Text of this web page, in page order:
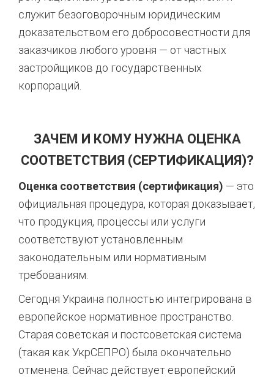
служит безоговорочным юридическим
доказательством его добросовестности для
заказчиков любого уровня — от частных
застройщиков до государственных
корпораций.
ЗАЧЕМ И КОМУ НУЖНА ОЦЕНКА
СООТВЕТСТВИЯ (СЕРТИФИКАЦИЯ)?
Оценка соответствия (сертификация) — это
официальная процедура, которая доказывает,
что продукция, процессы или услуги
соответствуют установленным
законодательным или нормативным
требованиям.
Сегодня Украина полностью интегрирована в
европейское нормативное пространство.
Старая советская и постсоветская система
(такая как УкрСЕПРО) была окончательно
отменена. Сейчас действует европейский